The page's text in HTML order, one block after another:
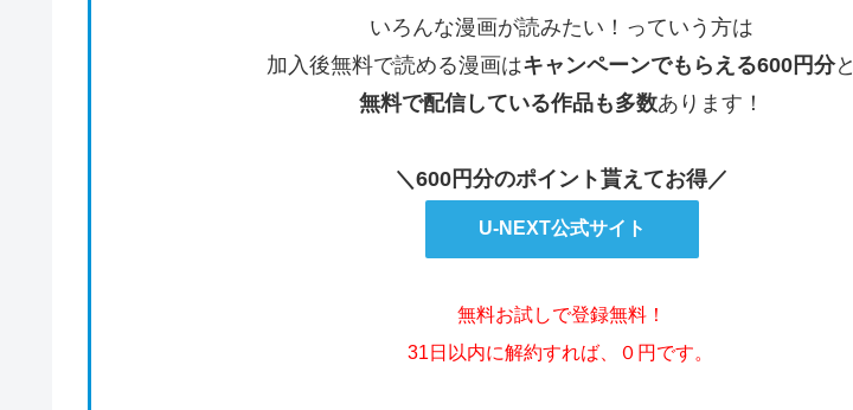
いろんな漫画が読みたい！っていう方は
加入後無料で読める漫画はキャンペーンでもらえる600円分と
無料で配信している作品も多数あります！
＼600円分のポイント貰えてお得／
U-NEXT公式サイト
無料お試しで登録無料！
31日以内に解約すれば、０円です。